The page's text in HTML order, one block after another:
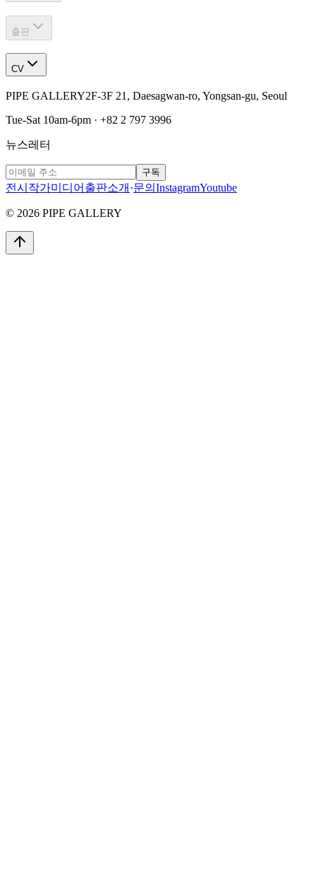
출판
CV
PIPE GALLERY2F-3F 21, Daesagwan-ro, Yongsan-gu, Seoul
Tue-Sat 10am-6pm · +82 2 797 3996
뉴스레터
구독
전시 작가미디어 출판소개 ·문의 InstagramYoutube
© 2026 PIPE GALLERY